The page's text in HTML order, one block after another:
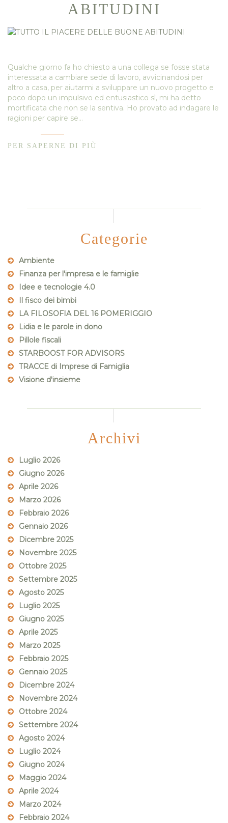
ABITUDINI
Qualche giorno fa ho chiesto a una collega se fosse stata
interessata a cambiare sede di lavoro, avvicinandosi per
altro a casa, per aiutarmi a sviluppare un nuovo progetto e
poco dopo un impulsivo ed entusiastico sì, mi ha detto
mortificata che non se la sentiva. Ho provato ad indagare le
ragioni per capire se…
PER SAPERNE DI PIÙ
Categorie
Ambiente
Finanza per l'impresa e le famiglie
Idee e tecnologie 4.0
Il fisco dei bimbi
LA FILOSOFIA DEL 16 POMERIGGIO
Lidia e le parole in dono
Pillole fiscali
STARBOOST FOR ADVISORS
TRACCE di Imprese di Famiglia
Visione d'insieme
Archivi
Luglio 2026
Giugno 2026
Aprile 2026
Marzo 2026
Febbraio 2026
Gennaio 2026
Dicembre 2025
Novembre 2025
Ottobre 2025
Settembre 2025
Agosto 2025
Luglio 2025
Giugno 2025
Aprile 2025
Marzo 2025
Febbraio 2025
Gennaio 2025
Dicembre 2024
Novembre 2024
Ottobre 2024
Settembre 2024
Agosto 2024
Luglio 2024
Giugno 2024
Maggio 2024
Aprile 2024
Marzo 2024
Febbraio 2024